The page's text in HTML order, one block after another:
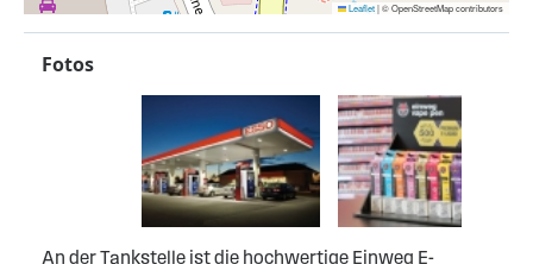
Leaflet|© OpenStreetMap contributors
Fotos
An der Tankstelle ist die hochwertige Einweg E-